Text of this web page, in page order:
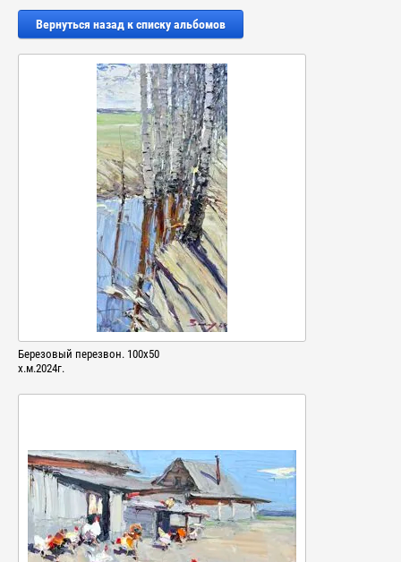
Вернуться назад к списку альбомов
Березовый перезвон. 100х50
х.м.2024г.